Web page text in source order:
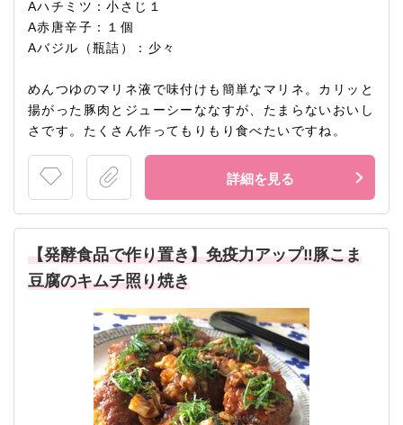
Aハチミツ：小さじ１
A赤唐辛子：１個
Aバジル（瓶詰）：少々
めんつゆのマリネ液で味付けも簡単なマリネ。カリッと
揚がった豚肉とジューシーななすが、たまらないおいし
さです。たくさん作ってもりもり食べたいですね。
詳細を見る
【発酵食品で作り置き】免疫力アップ‼豚こま
豆腐のキムチ照り焼き